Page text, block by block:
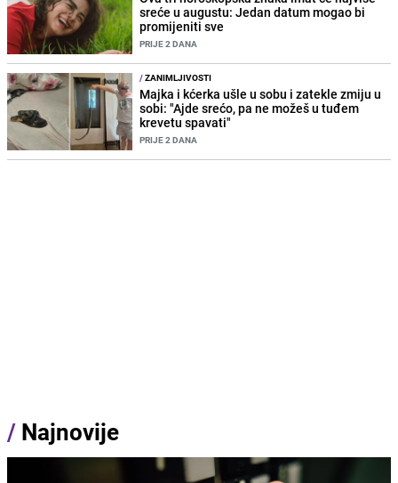
sreće u augustu: Jedan datum mogao bi
promijeniti sve
PRIJE 2 DANA
/ZANIMLJIVOSTI
Majka i kćerka ušle u sobu i zatekle zmiju u
sobi: "Ajde srećo, pa ne možeš u tuđem
krevetu spavati"
PRIJE 2 DANA
/ Najnovije